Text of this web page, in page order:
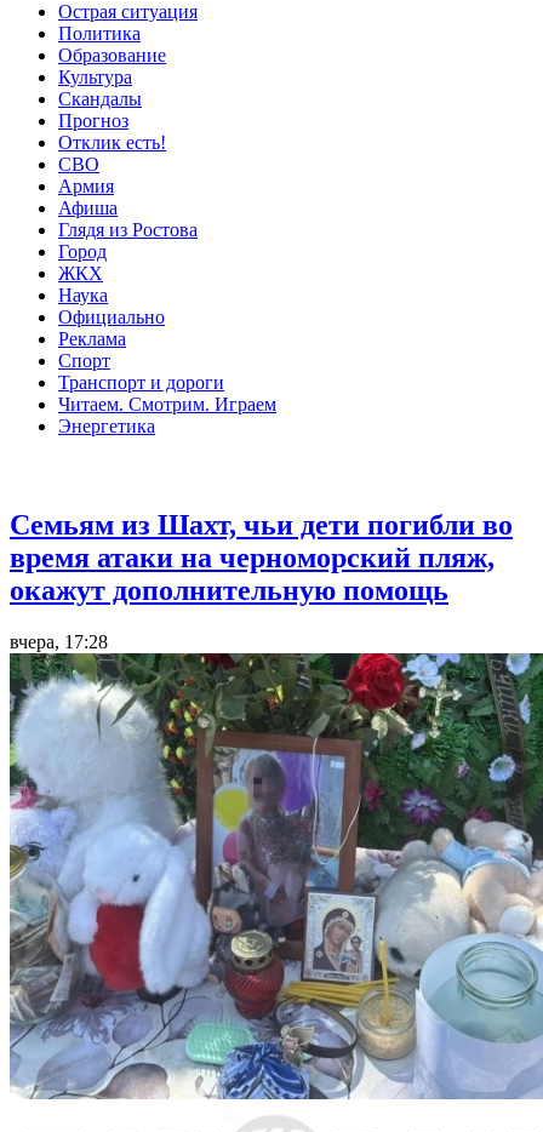
Острая ситуация
Политика
Образование
Культура
Скандалы
Прогноз
Отклик есть!
СВО
Армия
Афиша
Глядя из Ростова
Город
ЖКХ
Наука
Официально
Реклама
Спорт
Транспорт и дороги
Читаем. Смотрим. Играем
Энергетика
Семьям из Шахт, чьи дети погибли во
время атаки на черноморский пляж,
окажут дополнительную помощь
вчера, 17:28